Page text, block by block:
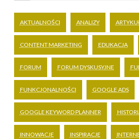
AKTUALNOŚCI ANALIZY
CONTENT MARKETING EDUKACJA
FORUM FORUM DYSKUSYJNE
FUNKCJONALNOŚCI GOOGLE ADS
GOOGLE KEYWORD PLANNER
INNOWACJE INSPIRACJE